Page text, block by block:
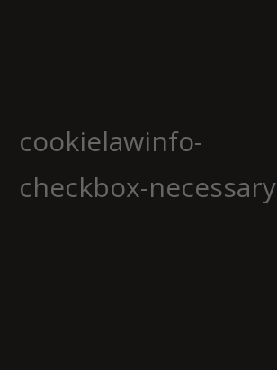
cookielawinfo-
checkbox-necessary